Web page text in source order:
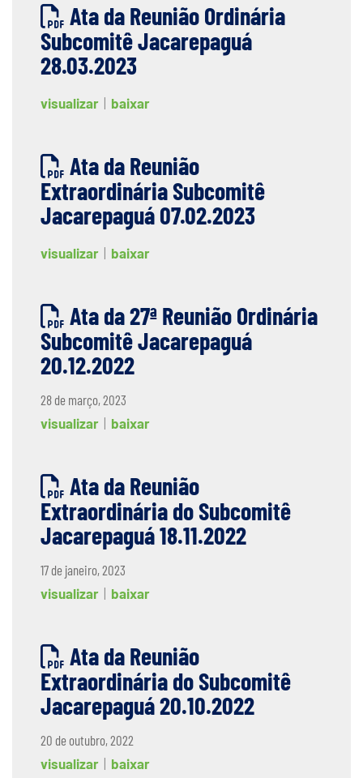
Ata da Reunião Ordinária
Subcomitê Jacarepaguá
28.03.2023
visualizar baixar
Ata da Reunião
Extraordinária Subcomitê
Jacarepaguá 07.02.2023
visualizar baixar
Ata da 27ª Reunião Ordinária
Subcomitê Jacarepaguá
20.12.2022
28 de março, 2023
visualizar
baixar
Ata da Reunião
Extraordinária do Subcomitê
Jacarepaguá 18.11.2022
17 de janeiro, 2023
visualizar
baixar
Ata da Reunião
Extraordinária do Subcomitê
Jacarepaguá 20.10.2022
20 de outubro, 2022
visualizar
baixar